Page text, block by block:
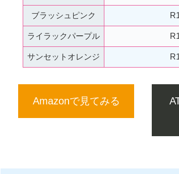
ブラッシュピンク
ライラックパープル
サンセットオレンジ
Amazonで見てみる